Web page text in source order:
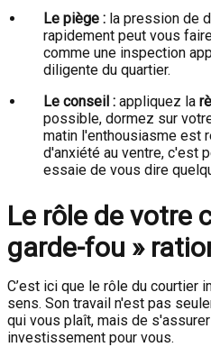
Le piège : la pression de
rapidement peut vous
comme une inspection
diligente du quartier.
Le conseil : appliquez la
possible, dormez sur
matin l'enthousiasme est
d'anxiété au ventre, c'est
essaie de vous dire
Le rôle de votre
garde-fou »
C’est ici que le rôle du courtier
sens. Son travail n'est pas
qui vous plaît, mais de
investissement pour vous.